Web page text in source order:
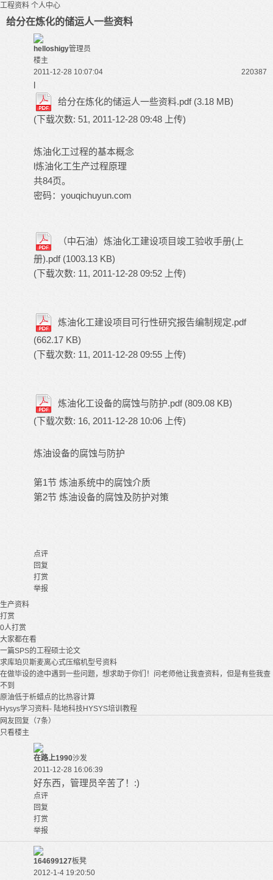
工程资料 个人中心
给分在炼化的储运人一些资料
helloshigy管理员
楼主
2011-12-28 10:07:04
220387
l
给分在炼化的储运人一些资料.pdf (3.18 MB)
(下载次数: 51, 2011-12-28 09:48 上传)
炼油化工过程的基本概念
l炼油化工生产过程原理
共84页。
密码：youqichuyun.com
（中石油）炼油化工建设项目竣工验收手册(上
册).pdf (1003.13 KB)
(下载次数: 11, 2011-12-28 09:52 上传)
炼油化工建设项目可行性研究报告编制规定.pdf
(662.17 KB)
(下载次数: 11, 2011-12-28 09:55 上传)
炼油化工设备的腐蚀与防护.pdf (809.08 KB)
(下载次数: 16, 2011-12-28 10:06 上传)
炼油设备的腐蚀与防护
第1节 炼油系统中的腐蚀介质
第2节 炼油设备的腐蚀及防护对策
点评
回复
打赏
举报
生产资料
打赏
0人打赏
大家都在看
一篇SPS的工程硕士论文
求库珀贝斯麦离心式压缩机型号资料
在做毕设的途中遇到一些问题，想求助于你们！问老师他让我查资料，但是有些我查
不到
原油低于析蜡点的比热容计算
Hysys学习资料- 陆地科技HYSYS培训教程
网友回复（7条）
只看楼主
在路上1990沙发
2011-12-28 16:06:39
好东西，管理员辛苦了！:)
点评
回复
打赏
举报
164699127板凳
2012-1-4 19:20:50